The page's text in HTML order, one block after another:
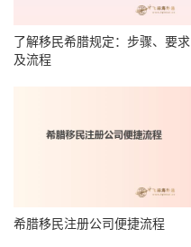
了解移民希腊规定：步骤、要求
及流程
希腊移民注册公司便捷流程